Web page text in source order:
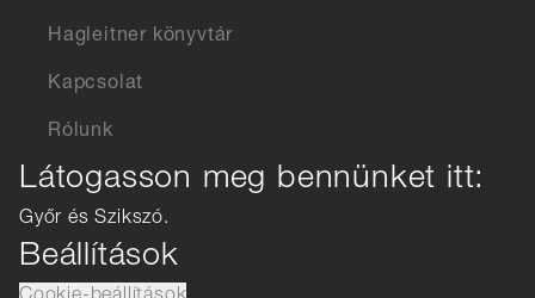
Hagleitner könyvtár
Kapcsolat
Rólunk
Látogasson meg bennünket itt:
Győr és Szikszó.
Beállítások